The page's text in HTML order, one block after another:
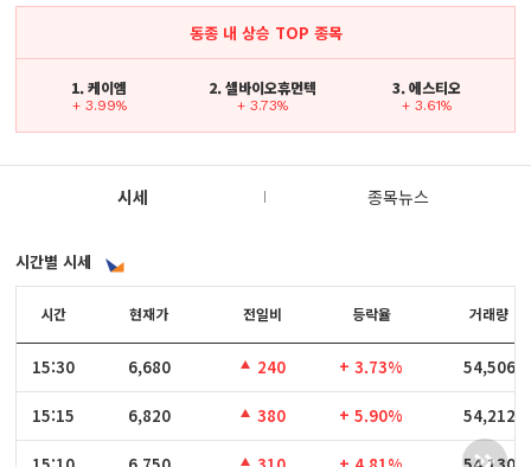
동종 내 상승 TOP 종목
1. 케이엠
+ 3.99%
2. 셀바이오휴먼텍
+ 3.73%
3. 에스티오
+ 3.61%
시세 종목뉴스
시간별 시세
시간
15:30
15:15
시간 현재가 전일비 등락율 거래량
15:30 6,680 240 + 3.73% 54,506
15:15 6,820 380 + 5.90% 54,212